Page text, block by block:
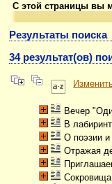
С этой страницы вы
Результаты поиска
34 результат(ов)
Вечер
В
О поэзии
Отражая